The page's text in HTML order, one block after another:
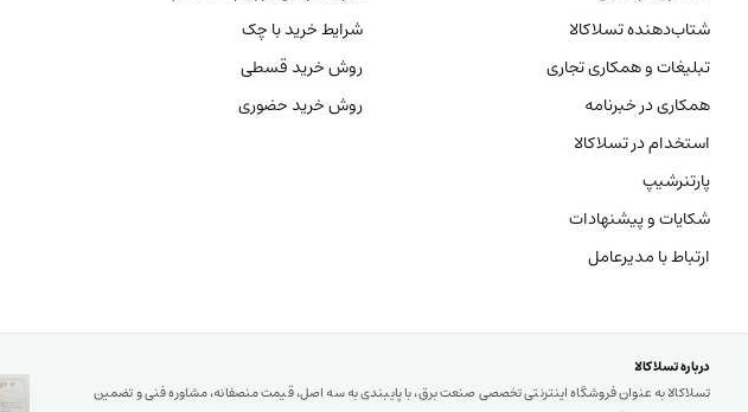
شتاب‌دهنده تسلاکالا
تبلیغات و همکاری تجاری
همکاری در خبرنامه
استخدام در تسلاکالا
پارتنرشیپ
شکایات و پیشنهادات
ارتباط با مدیرعامل
شرایط خرید با چک
روش خرید قسطی
روش خرید حضوری
درباره تسلاکالا
تسلاکالا به عنوان فروشگاه اینترنتی تخصصی صنعت برق، با پایبندی به سه اصل، قیمت منصفانه، مشاوره فنی و تضمین